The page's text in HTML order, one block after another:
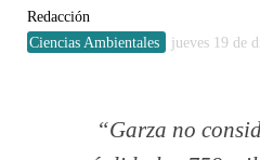
Redacción
Ciencias Ambientales
jueves 19 de
Garza no